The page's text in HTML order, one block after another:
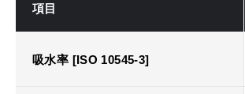
項目
吸水率 [ISO 10545-3]